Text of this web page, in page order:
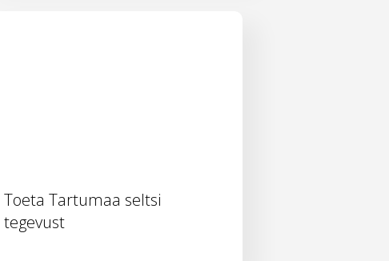
Toeta Tartumaa seltsi
tegevust